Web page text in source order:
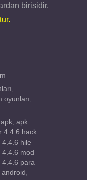
birisidir.
oyunları
apk apk
4.4.6 hack
hile
4.4.6 mod
4.4.6 para